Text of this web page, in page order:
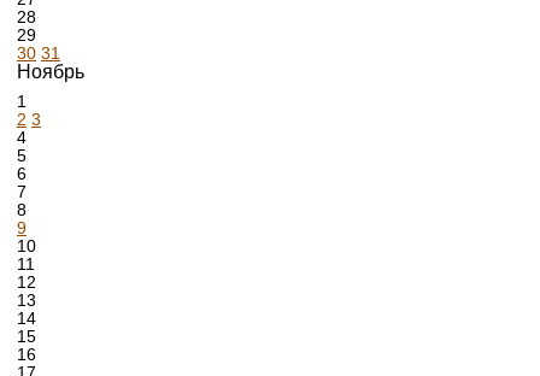
28
29
30 31
Ноябрь
1
2 3
4
5
6
7
8
9
10
11
12
13
14
15
16